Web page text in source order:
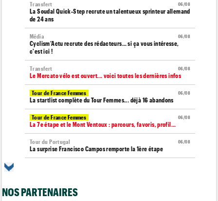
06/08
Transfert
La Soudal Quick-Step recrute un talentueux sprinteur allemand
de 24 ans
06/08
Média
Cyclism’Actu recrute des rédacteurs… si ça vous intéresse,
c'est ici !
06/08
Transfert
Le Mercato vélo est ouvert... voici toutes les dernières infos
06/08
Tour de France Femmes
La startlist complète du Tour Femmes... déjà 16 abandons
06/08
Tour de France Femmes
La 7e étape et le Mont Ventoux : parcours, favoris, profil…
06/08
Tour du Portugal
La surprise Francisco Campos remporte la 1ère étape
Tour de France Femmes
NOS PARTENAIRES